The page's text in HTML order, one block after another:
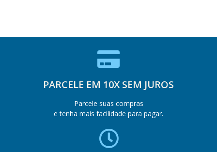
PARCELE EM 10X SEM JUROS
Parcele suas compras
e tenha mais facilidade para pagar.